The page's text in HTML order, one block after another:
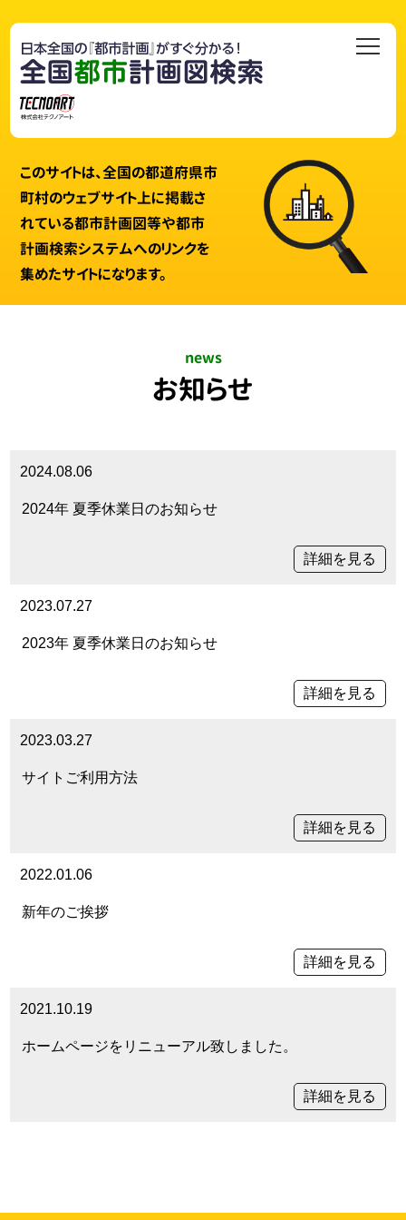
このサイトは、全国の都道府県市
町村のウェブサイト上に掲載さ
れている都市計画図等や都市
計画検索システムへのリンクを
集めたサイトになります。
news
お知らせ
2024.08.06
2024年 夏季休業日のお知らせ
詳細を見る
2023.07.27
2023年 夏季休業日のお知らせ
詳細を見る
2023.03.27
サイトご利用方法
詳細を見る
2022.01.06
新年のご挨拶
詳細を見る
2021.10.19
ホームページをリニューアル致しました。
詳細を見る